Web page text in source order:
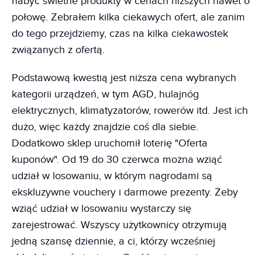
połowę. Zebrałem kilka ciekawych ofert, ale zanim
do tego przejdziemy, czas na kilka ciekawostek
związanych z ofertą.
Podstawową kwestią jest niższa cena wybranych
kategorii urządzeń, w tym AGD, hulajnóg
elektrycznych, klimatyzatorów, rowerów itd. Jest ich
dużo, więc każdy znajdzie coś dla siebie.
Dodatkowo sklep uruchomił loterię "Oferta
kuponów". Od 19 do 30 czerwca można wziąć
udział w losowaniu, w którym nagrodami są
ekskluzywne vouchery i darmowe prezenty. Żeby
wziąć udział w losowaniu wystarczy się
zarejestrować. Wszyscy użytkownicy otrzymują
jedną szansę dziennie, a ci, którzy wcześniej